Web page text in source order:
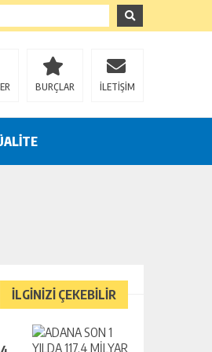
BURÇLAR İLETİŞİM
İLGİNİZİ ÇEKEBİLİR